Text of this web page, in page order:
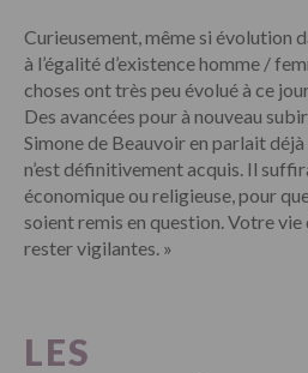
Curieusement, même si évolution
à l’égalité d’existence homme /
choses ont très peu évolué à ce
Des avancées pour à nouveau
Simone de Beauvoir en parlait déjà
n’est définitivement acquis. Il
économique ou religieuse, pour
soient remis en question. Votre
rester vigilantes. »
LES